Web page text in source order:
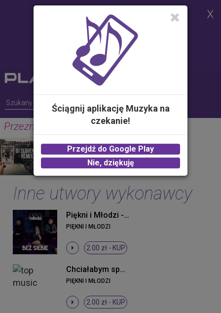
celu realizacji usług i zgodnie z
Polityką Plików Cookies.
Możesz określić warunki
przechowywania lub dostępu do
plików cookies w Twojej
przeglądarce
Przeznaczeni ((DJ Sequence Remix))
PIĘKNI I MŁODZI
2.00 zł -KUP
Inne utwory wykonawcy
Piękni i Młodzi - Bez siebie (Original Mix)
PIĘKNI I MŁODZI
2.00 zł - KUP
Chciałabym spać z Tobą
PIĘKNI I MŁODZI
2.00 zł - KUP
Ściągnij aplikację Muzyka na
czekanie!
Przejdź do Google Play
Nie, dziękuję